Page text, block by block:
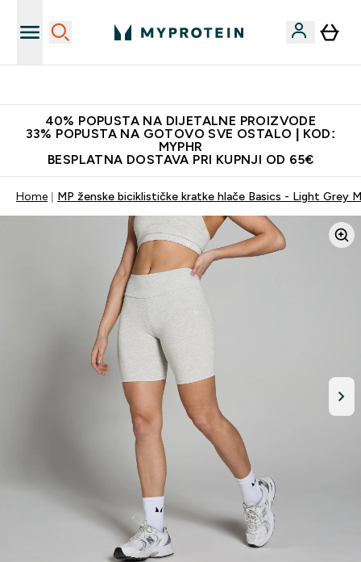
40% POPUSTA NA DIJETALNE PROIZVODE
33% POPUSTA NA GOTOVO SVE OSTALO | KOD:
MYPHR
BESPLATNA DOSTAVA PRI KUPNJI OD 65€
Home MP ženske biciklističke kratke hlače Basics - Light Grey